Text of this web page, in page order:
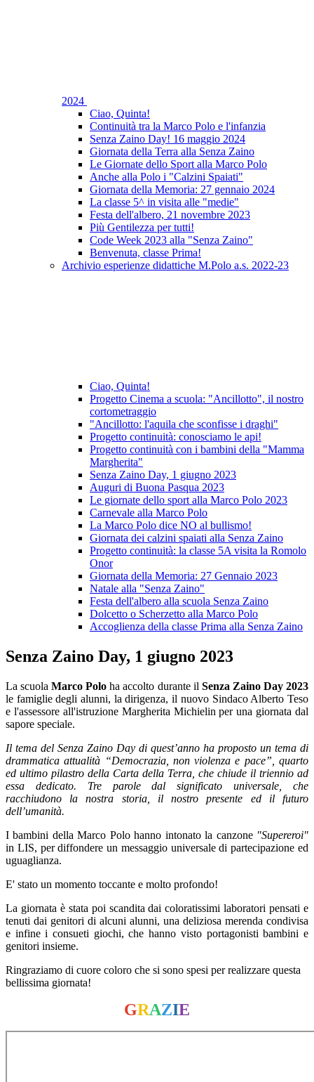
2024
Ciao, Quinta!
Continuità tra la Marco Polo e l'infanzia
Senza Zaino Day! 16 maggio 2024
Giornata della Terra alla Senza Zaino
Le Giornate dello Sport alla Marco Polo
Anche alla Polo i "Calzini Spaiati"
Giornata della Memoria: 27 gennaio 2024
La classe 5^ in visita alle "medie"
Festa dell'albero, 21 novembre 2023
Più Gentilezza per tutti!
Code Week 2023 alla "Senza Zaino"
Benvenuta, classe Prima!
Archivio esperienze didattiche M.Polo a.s. 2022-23
Ciao, Quinta!
Progetto Cinema a scuola: "Ancillotto", il nostro
cortometraggio
"Ancillotto: l'aquila che sconfisse i draghi"
Progetto continuità: conosciamo le api!
Progetto continuità con i bambini della "Mamma
Margherita"
Senza Zaino Day, 1 giugno 2023
Auguri di Buona Pasqua 2023
Le giornate dello sport alla Marco Polo 2023
Carnevale alla Marco Polo
La Marco Polo dice NO al bullismo!
Giornata dei calzini spaiati alla Senza Zaino
Progetto continuità: la classe 5A visita la Romolo
Onor
Giornata della Memoria: 27 Gennaio 2023
Natale alla "Senza Zaino"
Festa dell'albero alla scuola Senza Zaino
Dolcetto o Scherzetto alla Marco Polo
Accoglienza della classe Prima alla Senza Zaino
Senza Zaino Day, 1 giugno 2023
La scuolaMarco Polo ha accolto durante il Senza Zaino Day 2023
le famiglie degli alunni, la dirigenza, il nuovo Sindaco Alberto Teso
e l'assessore all'istruzione Margherita Michielin per una giornata dal
sapore speciale.
Il tema del Senza Zaino Day di quest’anno ha proposto un tema di
drammatica attualità “Democrazia, non violenza e pace”, quarto
ed ultimo pilastro della Carta della Terra, che chiude il triennio ad
essa dedicato. Tre parole dal significato universale, che
racchiudono la nostra storia, il nostro presente ed il futuro
dell’umanità.
I bambini della Marco Polo hanno intonato la canzone"Supereroi"
in LIS, per diffondere un messaggio universale di partecipazione ed
uguaglianza.
E' stato un momento toccante e molto profondo!
La giornata è stata poi scandita dai coloratissimi laboratori pensati e
tenuti dai genitori di alcuni alunni, una deliziosa merenda condivisa
e infine i consueti giochi, che hanno visto portagonisti bambini e
genitori insieme.
Ringraziamo di cuore coloro che si sono spesi per realizzare questa
bellissima giornata!
GRAZIE